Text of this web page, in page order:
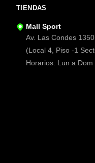
TIENDAS
Mall Sport
Av. Las Condes
(Local 4, Piso -1
Horarios: Lun a